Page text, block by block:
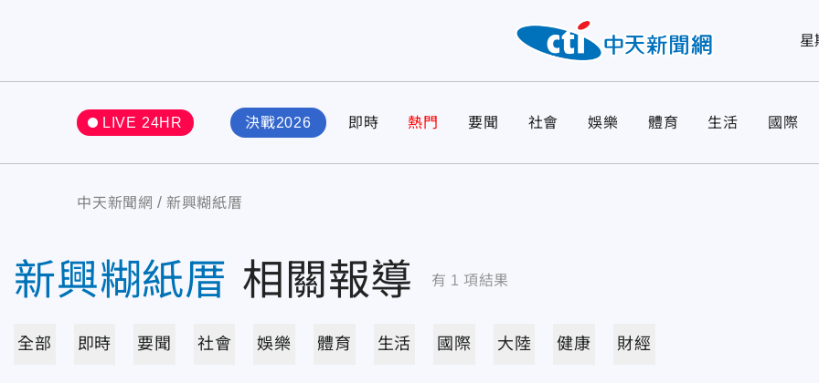
星
LIVE 24HR 決戰2026 即時 熱門 要聞 社會 娛樂 體育 生活 國際
中天新聞網 新興糊紙厝
新興糊紙厝 相關報導 有 1 項結果
全部 即時 要聞 社會 娛樂 體育 生活 國際 大陸 健康 財經